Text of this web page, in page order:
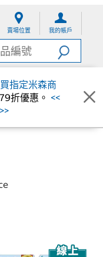
賣場位置 我的帳戶
指定米森商
折優惠。 <<